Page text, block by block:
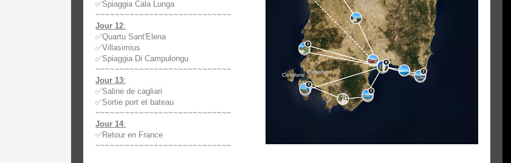
✅Spiaggia Cala Lunga
~~~~~~~~~~~~~~~~~~~~~~~~~~~~
Jour 12:
✅Quartu Sant'Elena
✅Villasimius
✅Spiaggia Di Campulongu
~~~~~~~~~~~~~~~~~~~~~~~~~~~~
Jour 13:
✅Saline de cagliari
✅Sortie port et bateau
~~~~~~~~~~~~~~~~~~~~~~~~~~~~
Jour 14:
✅Retour en France
~~~~~~~~~~~~~~~~~~~~~~~~~~~~